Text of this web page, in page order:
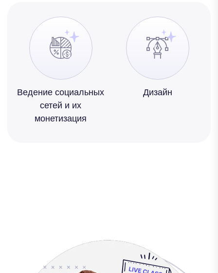
Ведение социальных
сетей и их
монетизация
Дизайн